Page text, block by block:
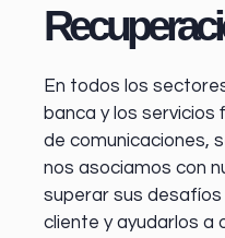
En todos los
banca y los servicios
de comunicaciones,
nos asociamos con
superar sus desafíos
cliente y ayudarlos a